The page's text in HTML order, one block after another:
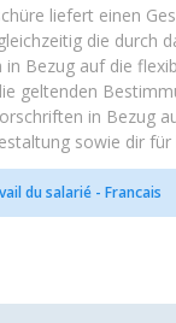
liefert einen
die durch
in Bezug auf die
geltenden
in Bezug
sowie dir
du salarié - Francais